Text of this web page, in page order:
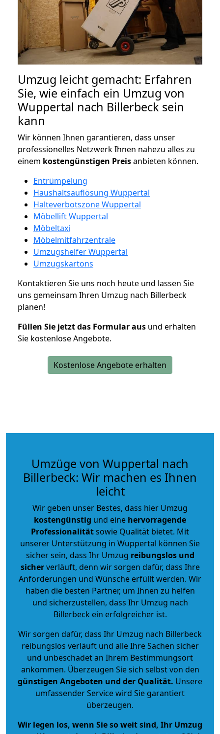
Umzug leicht gemacht: Erfahren
Sie, wie einfach ein Umzug von
Wuppertal nach Billerbeck sein
kann
Wir können Ihnen garantieren, dass unser
professionelles Netzwerk Ihnen nahezu alles zu
einem kostengünstigen Preisanbieten können.
Entrümpelung
Haushaltsauflösung Wuppertal
Halteverbotszone Wuppertal
Möbellift Wuppertal
Möbeltaxi
Möbelmitfahrzentrale
Umzugshelfer Wuppertal
Umzugskartons
Kontaktieren Sie uns noch heute und lassen Sie
uns gemeinsam Ihren Umzug nach Billerbeck
planen!
Füllen Sie jetzt das Formular aus und erhalten
Sie kostenlose Angebote.
Kostenlose Angebote erhalten
Umzüge von Wuppertal nach
Billerbeck: Wir machen es Ihnen
leicht
Wir geben unser Bestes, dass hier Umzug
kostengünstig und eine hervorragende
Professionalitätsowie Qualität bietet. Mit
unserer Unterstützung in Wuppertal können Sie
sicher sein, dass Ihr Umzug reibungslos und
sicherverläuft, denn wir sorgen dafür, dass Ihre
Anforderungen und Wünsche erfüllt werden. Wir
haben die besten Partner, um Ihnen zu helfen
und sicherzustellen, dass Ihr Umzug nach
Billerbeck ein erfolgreicher ist.
Wir sorgen dafür, dass Ihr Umzug nach Billerbeck
reibungslos verläuft und alle Ihre Sachen sicher
und unbeschadet an Ihrem Bestimmungsort
ankommen. Überzeugen Sie sich selbst von den
günstigen Angeboten und der Qualität. Unsere
umfassender Service wird Sie garantiert
überzeugen.
Wir legen los, wenn Sie so weit sind, Ihr Umzug